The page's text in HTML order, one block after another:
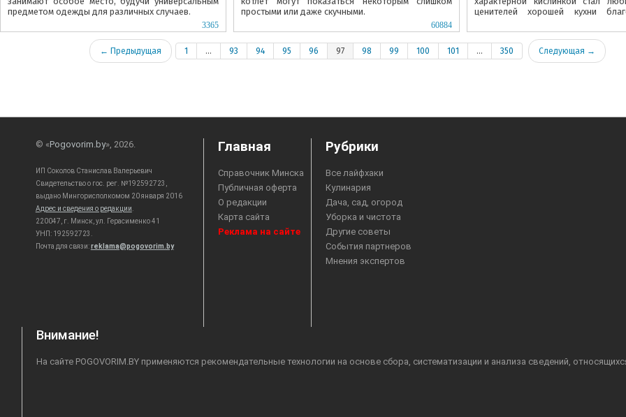
предметом одежды для различных случаев.
3365
простыми или даже скучными.
60884
ценителей хорошей кухни
удивительной способности
← Предыдущая 1 ... 93 94 95 96 97 98 99 100 101 ... 350 Следующая →
© «Pogovorim.by», 2026.
ИП Соколов Станислав Валерьевич
Свидетельство о гос. рег. №192592723,
выдано Мингорисполкомом 20 января 2016
Адрес и сведения о редакции
220047, г. Минск, ул. Герасименко 41
УНП: 192592723.
Почта для связи:reklama@pogovorim.by
Главная
Справочник Минска
Публичная оферта
О редакции
Карта сайта
Реклама на сайте
Рубрики
Все лайфхаки
Кулинария
Дача, сад, огород
Уборка и чистота
Другие советы
События партнеров
Мнения экспертов
Внимание!
На сайте POGOVORIM.BY применяются рекомендательные технологии на основе сбора, систематизации и анализа сведений,